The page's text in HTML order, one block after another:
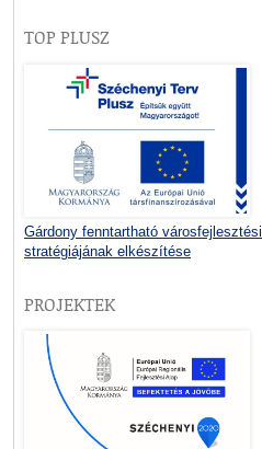
TOP PLUSZ
Gárdony fenntartható városfejlesztési
stratégiájának elkészítése
PROJEKTEK